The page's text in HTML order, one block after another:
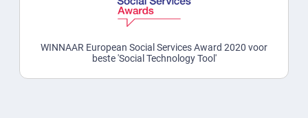
WINNAAR European Social Services Award 2020 voor
beste 'Social Technology Tool'